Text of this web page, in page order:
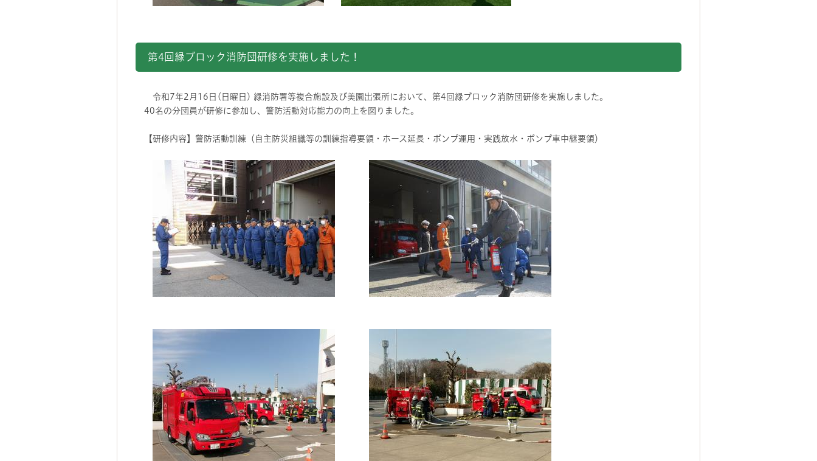
第4回緑ブロック消防団研修を実施しました！
令和7年2月16日(日曜日) 緑消防署等複合施設及び美園出張所において、第4回緑ブロック消防団研修を実施しました。
40名の分団員が研修に参加し、警防活動対応能力の向上を図りました。
【研修内容】警防活動訓練（自主防災組織等の訓練指導要領・ホース延長・ポンプ運用・実践放水・ポンプ車中継要領）